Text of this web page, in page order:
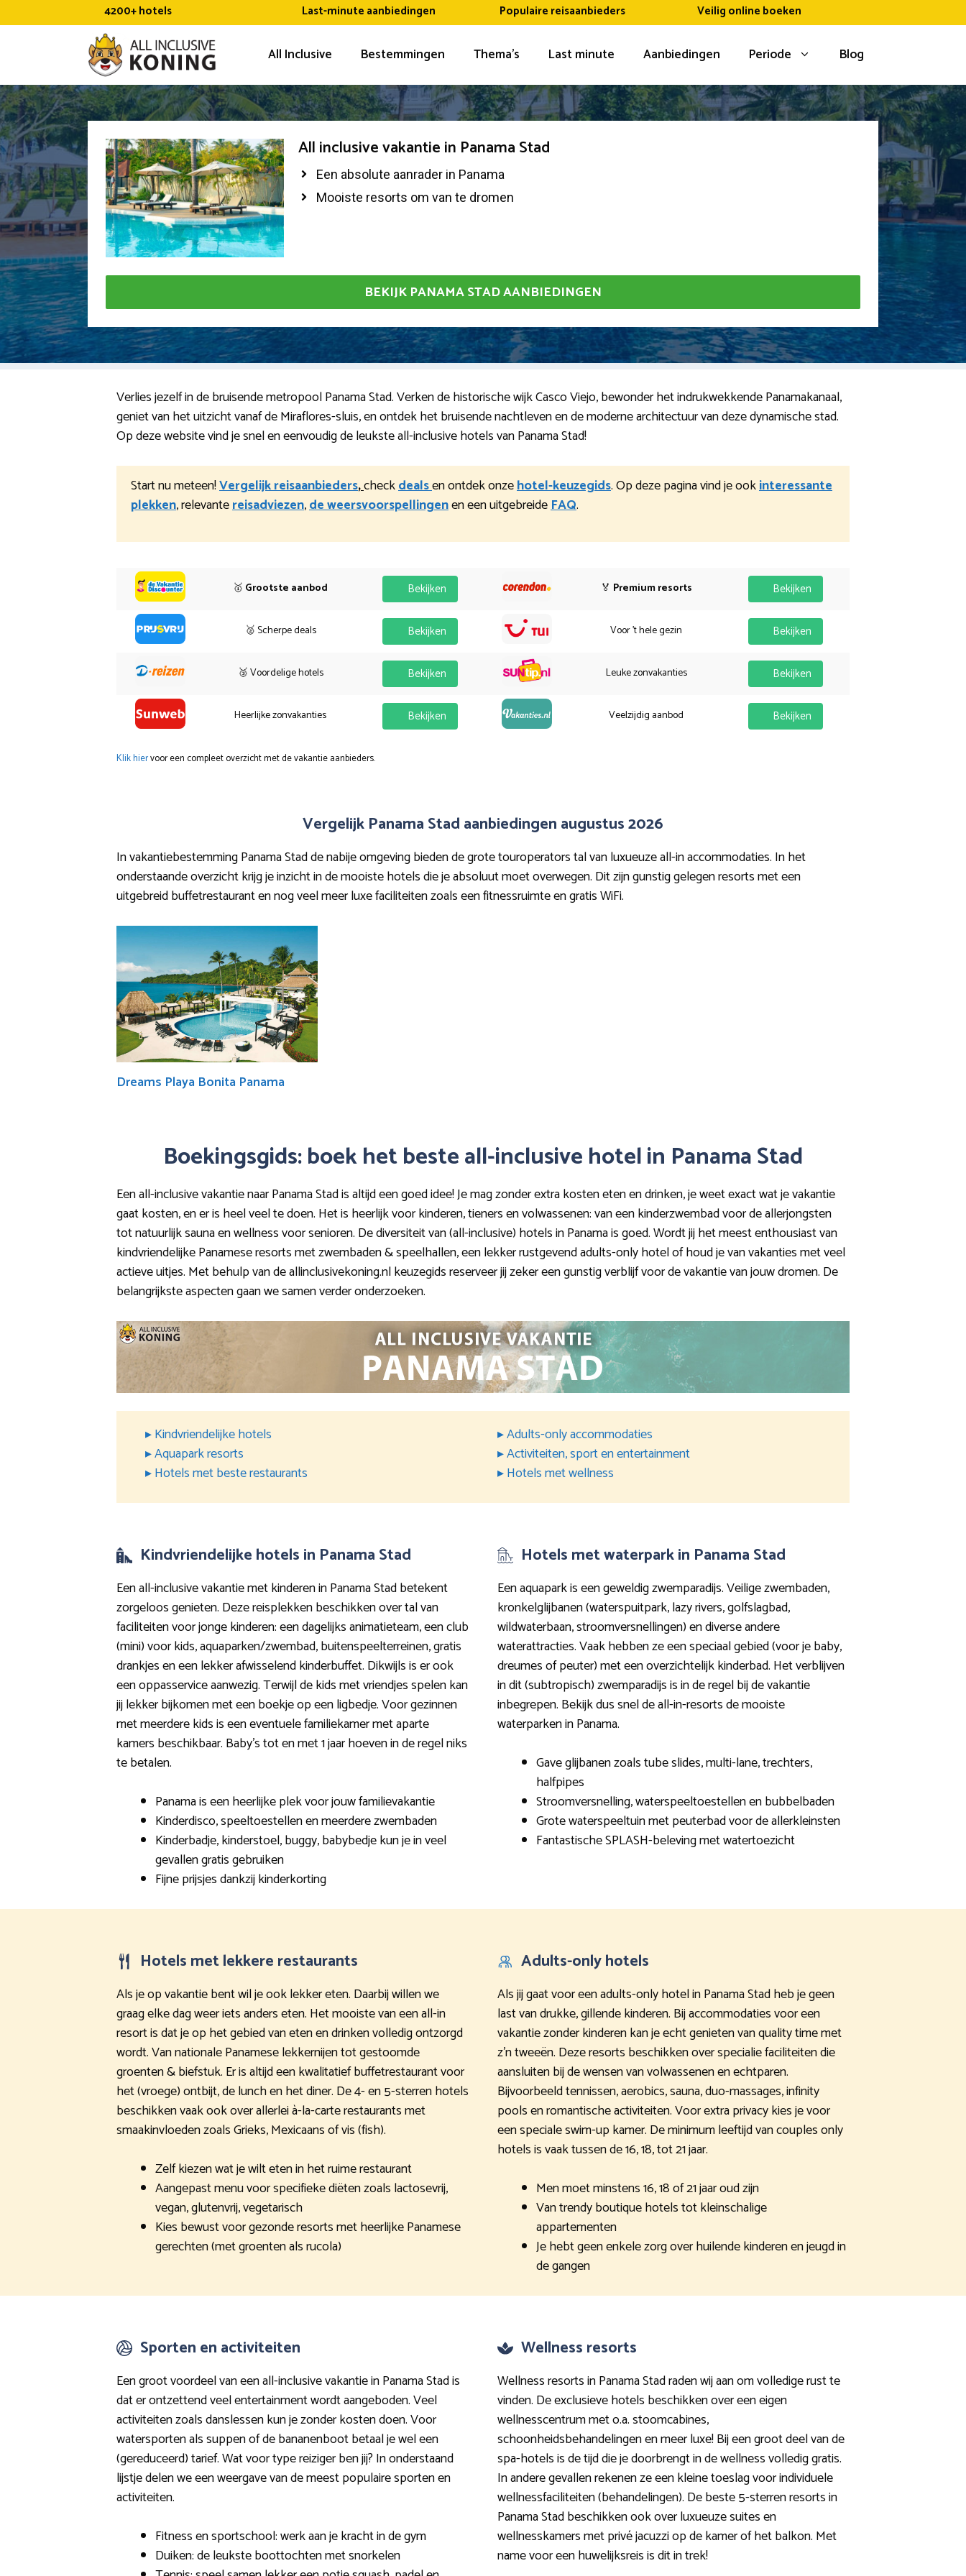
naar
4200+ hotels Last-minute aanbiedingen Populaire reisaanbieders Veilig online boeken
All Inclusive Bestemmingen Thema’s Last minute Aanbiedingen Periode Blog
All inclusive vakantie in Panama Stad
Een absolute aanrader in Panama
Mooiste resorts om van te dromen
BEKIJK PANAMA STAD AANBIEDINGEN
Verlies jezelf in de bruisende metropool Panama Stad. Verken de historische wijk Casco Viejo, bewonder het indrukwekkende Panamakanaal,
geniet van het uitzicht vanaf de Miraflores-sluis, en ontdek het bruisende nachtleven en de moderne architectuur van deze dynamische stad.
Op deze website vind je snel en eenvoudig de leukste all-inclusive hotels van Panama Stad!
Start nu meteen!Vergelijk reisaanbieders,checkdealsen ontdek onzehotel-keuzegids. Op deze pagina vind je ookinteressante
plekken, relevantereisadviezen,de weersvoorspellingenen een uitgebreideFAQ.
🥇 Grootste aanbod Bekijken
🥈 Scherpe deals Bekijken
🥉 Voordelige hotels Bekijken
Heerlijke zonvakanties Bekijken
🏅 Premium resorts Bekijken
Voor 't hele gezin Bekijken
Leuke zonvakanties Bekijken
Veelzijdig aanbod Bekijken
Klik hiervoor een compleet overzicht met de vakantie aanbieders.
Vergelijk Panama Stad aanbiedingen augustus 2026
In vakantiebestemming Panama Stad de nabije omgeving bieden de grote touroperators tal van luxueuze all-in accommodaties. In het
onderstaande overzicht krijg je inzicht in de mooiste hotels die je absoluut moet overwegen. Dit zijn gunstig gelegen resorts met een
uitgebreid buffetrestaurant en nog veel meer luxe faciliteiten zoals een fitnessruimte en gratis WiFi.
Dreams Playa Bonita Panama
Boekingsgids: boek het beste all-inclusive hotel in Panama Stad
Een all-inclusive vakantie naar Panama Stad is altijd een goed idee! Je mag zonder extra kosten eten en drinken, je weet exact wat je vakantie
gaat kosten, en er is heel veel te doen. Het is heerlijk voor kinderen, tieners en volwassenen: van een kinderzwembad voor de allerjongsten
tot natuurlijk sauna en wellness voor senioren. De diversiteit van (all-inclusive) hotels in Panama is goed. Wordt jij het meest enthousiast van
kindvriendelijke Panamese resorts met zwembaden & speelhallen, een lekker rustgevend adults-only hotel of houd je van vakanties met veel
actieve uitjes. Met behulp van de allinclusivekoning.nl keuzegids reserveer jij zeker een gunstig verblijf voor de vakantie van jouw dromen. De
belangrijkste aspecten gaan we samen verder onderzoeken.
▸ Kindvriendelijke hotels
▸ Aquapark resorts
▸ Hotels met beste restaurants
▸ Adults-only accommodaties
▸ Activiteiten, sport en entertainment
▸ Hotels met wellness
Kindvriendelijke hotels in Panama Stad
Een all-inclusive vakantie met kinderen in Panama Stad betekent
zorgeloos genieten. Deze reisplekken beschikken over tal van
faciliteiten voor jonge kinderen: een dagelijks animatieteam, een club
(mini) voor kids, aquaparken/zwembad, buitenspeelterreinen, gratis
drankjes en een lekker afwisselend kinderbuffet. Dikwijls is er ook
een oppasservice aanwezig. Terwijl de kids met vriendjes spelen kan
jij lekker bijkomen met een boekje op een ligbedje. Voor gezinnen
met meerdere kids is een eventuele familiekamer met aparte
kamers beschikbaar. Baby’s tot en met 1 jaar hoeven in de regel niks
te betalen.
Panama is een heerlijke plek voor jouw familievakantie
Kinderdisco, speeltoestellen en meerdere zwembaden
Kinderbadje, kinderstoel, buggy, babybedje kun je in veel
gevallen gratis gebruiken
Fijne prijsjes dankzij kinderkorting
Hotels met waterpark in Panama Stad
Een aquapark is een geweldig zwemparadijs. Veilige zwembaden,
kronkelglijbanen (waterspuitpark, lazy rivers, golfslagbad,
wildwaterbaan, stroomversnellingen) en diverse andere
waterattracties. Vaak hebben ze een speciaal gebied (voor je baby,
dreumes of peuter) met een overzichtelijk kinderbad. Het verblijven
in dit (subtropisch) zwemparadijs is in de regel bij de vakantie
inbegrepen. Bekijk dus snel de all-in-resorts de mooiste
waterparken in Panama.
Gave glijbanen zoals tube slides, multi-lane, trechters,
halfpipes
Stroomversnelling, waterspeeltoestellen en bubbelbaden
Grote waterspeeltuin met peuterbad voor de allerkleinsten
Fantastische SPLASH-beleving met watertoezicht
Hotels met lekkere restaurants
Als je op vakantie bent wil je ook lekker eten. Daarbij willen we
graag elke dag weer iets anders eten. Het mooiste van een all-in
resort is dat je op het gebied van eten en drinken volledig ontzorgd
wordt. Van nationale Panamese lekkernijen tot gestoomde
groenten & biefstuk. Er is altijd een kwalitatief buffetrestaurant voor
het (vroege) ontbijt, de lunch en het diner. De 4- en 5-sterren hotels
beschikken vaak ook over allerlei à-la-carte restaurants met
smaakinvloeden zoals Grieks, Mexicaans of vis (fish).
Zelf kiezen wat je wilt eten in het ruime restaurant
Aangepast menu voor specifieke diëten zoals lactosevrij,
vegan, glutenvrij, vegetarisch
Kies bewust voor gezonde resorts met heerlijke Panamese
gerechten (met groenten als rucola)
Adults-only hotels
Als jij gaat voor een adults-only hotel in Panama Stad heb je geen
last van drukke, gillende kinderen. Bij accommodaties voor een
vakantie zonder kinderen kan je echt genieten van quality time met
z’n tweeën. Deze resorts beschikken over specialie faciliteiten die
aansluiten bij de wensen van volwassenen en echtparen.
Bijvoorbeeld tennissen, aerobics, sauna, duo-massages, infinity
pools en romantische activiteiten. Voor extra privacy kies je voor
een speciale swim-up kamer. De minimum leeftijd van couples only
hotels is vaak tussen de 16, 18, tot 21 jaar.
Men moet minstens 16, 18 of 21 jaar oud zijn
Van trendy boutique hotels tot kleinschalige
appartementen
Je hebt geen enkele zorg over huilende kinderen en jeugd in
de gangen
Sporten en activiteiten
Een groot voordeel van een all-inclusive vakantie in Panama Stad is
dat er ontzettend veel entertainment wordt aangeboden. Veel
activiteiten zoals danslessen kun je zonder kosten doen. Voor
watersporten als suppen of de bananenboot betaal je wel een
(gereduceerd) tarief. Wat voor type reiziger ben jij? In onderstaand
lijstje delen we een weergave van de meest populaire sporten en
activiteiten.
Fitness en sportschool: werk aan je kracht in de gym
Duiken: de leukste boottochten met snorkelen
Wellness resorts
Wellness resorts in Panama Stad raden wij aan om volledige rust te
vinden. De exclusieve hotels beschikken over een eigen
wellnesscentrum met o.a. stoomcabines,
schoonheidsbehandelingen en meer luxe! Bij een groot deel van de
spa-hotels is de tijd die je doorbrengt in de wellness volledig gratis.
In andere gevallen rekenen ze een kleine toeslag voor individuele
wellnessfaciliteiten (behandelingen). De beste 5-sterren resorts in
Panama Stad beschikken ook over luxueuze suites en
wellnesskamers met privé jacuzzi op de kamer of het balkon. Met
name voor een huwelijksreis is dit in trek!